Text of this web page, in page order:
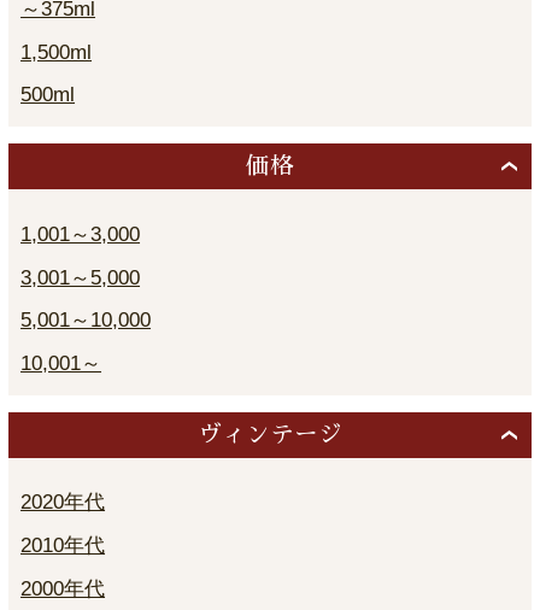
～375ml
1,500ml
500ml
価格
1,001～3,000
3,001～5,000
5,001～10,000
10,001～
ヴィンテージ
2020年代
2010年代
2000年代